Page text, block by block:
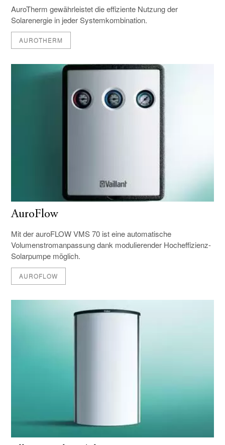
AuroTherm gewährleistet die effiziente Nutzung der
Solarenergie in jeder Systemkombination.
AUROTHERM
AuroFlow
Mit der auroFLOW VMS 70 ist eine automatische
Volumenstromanpassung dank modulierender Hocheffizienz-
Solarpumpe möglich.
AUROFLOW